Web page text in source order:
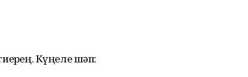
Күңеле шәп: